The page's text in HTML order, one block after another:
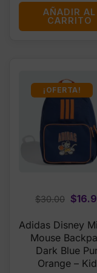
AÑADIR AL
CARRITO
¡OFERTA!
$30.00
was:
$
Adidas Disney
Mouse
Dark Blue
Orange –